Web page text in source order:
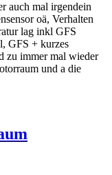
auch mal irgendein
oä, Verhalten
lag inkl GFS
GFS + kurzes
zu immer mal wieder
und a die